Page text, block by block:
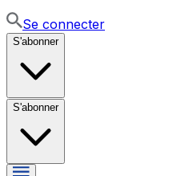
Se connecter
S'abonner
S'abonner